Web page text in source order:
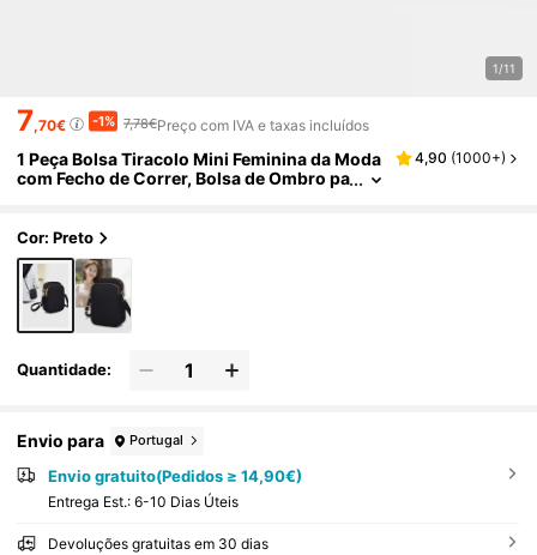
1/11
7,70€ -1% 7,78€Preço com IVA e taxas incluídos
1 Peça Bolsa Tiracolo Mini Feminina da Moda
com Fecho de Correr, Bolsa de Ombro pa
tão, Batom e Chaves
4,90 (1000+)
Cor: Preto
Quantidade:
Envio para Portugal
Envio gratuito(Pedidos ≥ 14,90€)
Entrega Est.: 6-10 Dias Úteis
Devoluções gratuitas em 30 dias